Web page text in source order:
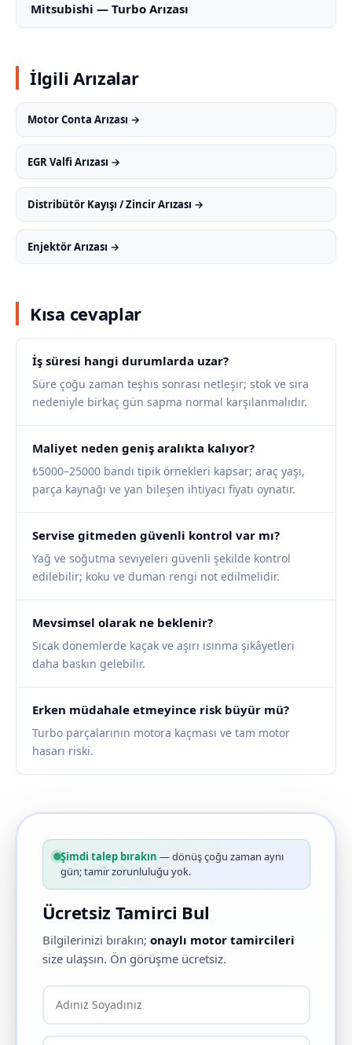
Mitsubishi — Turbo Arızası
İlgili Arızalar
Motor Conta Arızası →
EGR Valfi Arızası →
Distribütör Kayışı / Zincir Arızası →
Enjektör Arızası →
Kısa cevaplar
İş süresi hangi durumlarda uzar?
Süre çoğu zaman teşhis sonrası netleşir; stok ve sıra
nedeniyle birkaç gün sapma normal karşılanmalıdır.
Maliyet neden geniş aralıkta kalıyor?
₺5000–25000 bandı tipik örnekleri kapsar; araç yaşı,
parça kaynağı ve yan bileşen ihtiyacı fiyatı oynatır.
Servise gitmeden güvenli kontrol var mı?
Yağ ve soğutma seviyeleri güvenli şekilde kontrol
edilebilir; koku ve duman rengi not edilmelidir.
Mevsimsel olarak ne beklenir?
Sıcak dönemlerde kaçak ve aşırı ısınma şikâyetleri
daha baskın gelebilir.
Erken müdahale etmeyince risk büyür mü?
Turbo parçalarının motora kaçması ve tam motor
hasarı riski.
Şimdi talep bırakın — dönüş çoğu zaman aynı
gün; tamir zorunluluğu yok.
Ücretsiz Tamirci Bul
Bilgilerinizi bırakın; onaylı motor tamircileri
size ulaşsın. Ön görüşme ücretsiz.